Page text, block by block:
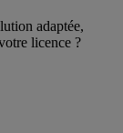
adaptée,
licence ?